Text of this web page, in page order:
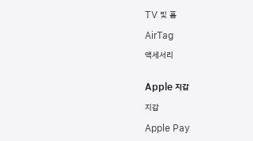
TV 및 홈
AirTag
액세서리
Apple 지갑
지갑
Apple Pay